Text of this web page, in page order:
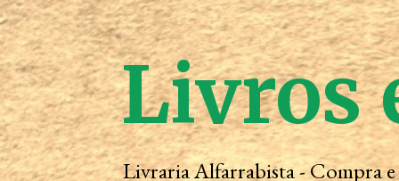
Livros
Livraria Alfarrabista - Compra